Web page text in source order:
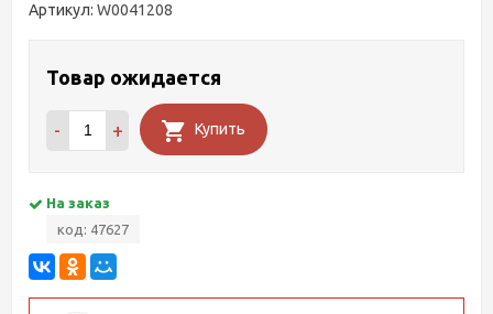
Артикул: W0041208
Товар ожидается
- + Купить
На заказ
код: 47627